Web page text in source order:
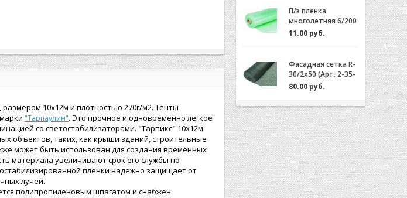
П/э пленка
многолетняя 6/200
(2-3 года) Зеленая/
Желтая за 1м.пог.
11.00 руб.
Фасадная сетка R-
30/2x50 (Арт. 2-35-
50)
80.00 руб.
10х12м и плотностью 270г/м2. Тенты
"Тарпаулин". Это прочное и одновременно легкое
со светостабилизаторами. "Тарпикс" 10х12м
объектов, таких, как крыши зданий, строительные
может быть использован для создания временных
материала увеличивают срок его службы по
пленки надежно защищает от
лучей.
полипропиленовым шпагатом и снабжен